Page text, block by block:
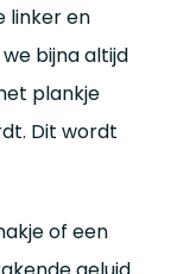
linker en
bijna altijd
plankje
Dit wordt
of een